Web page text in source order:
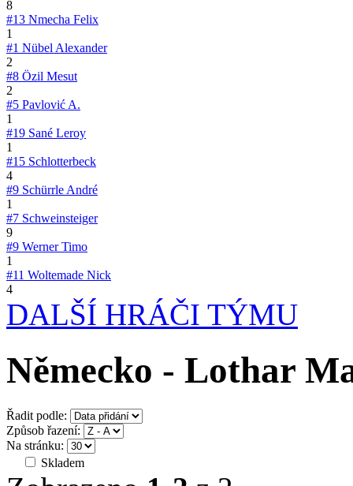
8
#13 Nmecha Felix
1
#1 Nübel Alexander
2
#8 Özil Mesut
2
#5 Pavlović A.
1
#19 Sané Leroy
1
#15 Schlotterbeck
4
#9 Schürrle André
1
#7 Schweinsteiger
9
#9 Werner Timo
1
#11 Woltemade Nick
4
DALŠÍ HRÁČI TÝMU
Německo - Lothar
Řadit podle:
Způsob řazení:
Na stránku:
Skladem